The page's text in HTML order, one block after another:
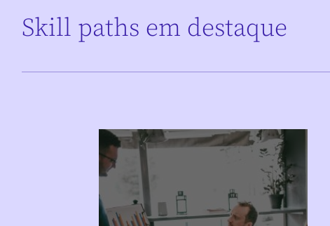
Skill paths em destaque